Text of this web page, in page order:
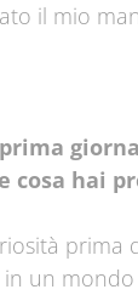
il mio
cosa hai
prima
un